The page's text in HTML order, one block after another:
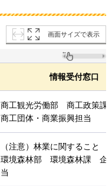
画面サイズで表示
情報受付窓口
商工観光労働部 商工政策課
商工団体・商業振興担当
（注意）林業に関すること
環境森林部
環境森林課 企
当